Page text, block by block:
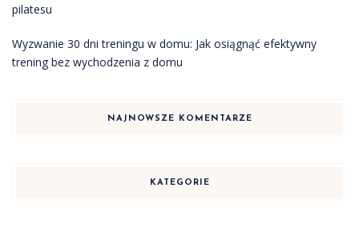
pilatesu
Wyzwanie 30 dni treningu w domu: Jak osiągnąć efektywny
trening bez wychodzenia z domu
NAJNOWSZE KOMENTARZE
KATEGORIE